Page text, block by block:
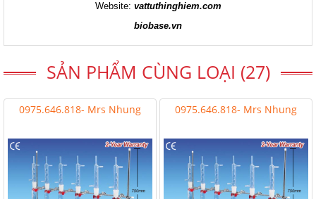
Website: vattuthinghiem.com
biobase.vn
SẢN PHẨM CÙNG LOẠI (27)
0975.646.818- Mrs Nhung 0975.646.818- Mrs Nhung